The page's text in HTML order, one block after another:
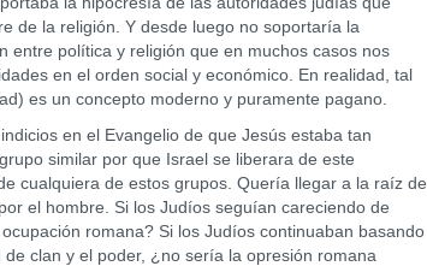
de la religión. Y desde luego no soportaría la
entre política y religión que en muchos casos nos
en el orden social y económico. En realidad, tal
es un concepto moderno y puramente pagano.
en el Evangelio de que Jesús estaba tan
similar por que Israel se liberara de este
cualquiera de estos grupos. Quería llegar a la raíz de
el hombre. Si los Judíos seguían careciendo de
romana? Si los Judíos continuaban basando
clan y el poder, ¿no sería la opresión romana